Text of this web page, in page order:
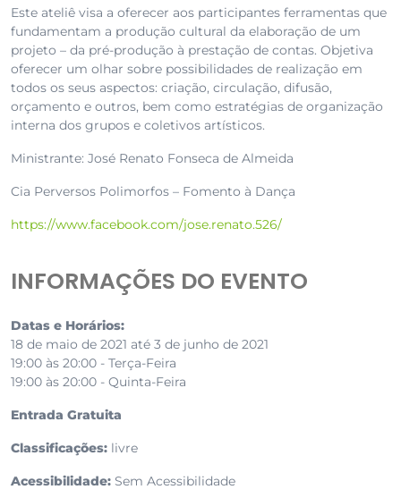
Este ateliê visa a oferecer aos participantes ferramentas que
fundamentam a produção cultural da elaboração de um
projeto – da pré-produção à prestação de contas. Objetiva
oferecer um olhar sobre possibilidades de realização em
todos os seus aspectos: criação, circulação, difusão,
orçamento e outros, bem como estratégias de organização
interna dos grupos e coletivos artísticos.
Ministrante: José Renato Fonseca de Almeida
Cia Perversos Polimorfos – Fomento à Dança
https://www.facebook.com/jose.renato.526/
INFORMAÇÕES DO EVENTO
Datas e Horários:
18 de maio de 2021 até 3 de junho de 2021
19:00 às 20:00 - Terça-Feira
19:00 às 20:00 - Quinta-Feira
Entrada Gratuita
Classificações: livre
Acessibilidade: Sem Acessibilidade